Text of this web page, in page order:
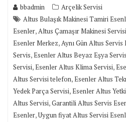
bbadmin
Arçelik Servisi
Altus Bulaşık Makinesi Tamiri
Esenler,Altus Çamaşır Makinesi
Esenler Merkez,Aynı Gün Altus Servis
Servis,Esenler Altus Beyaz Eşya
Servisi,Esenler Altus Klima Servisi,
Altus Servisi telefon,Esenler Altus
Yedek Parça Servisi,Esenler Altus
Altus Servisi,Garantili Altus Servis
Esenler,Uygun fiyat Altus Servisi